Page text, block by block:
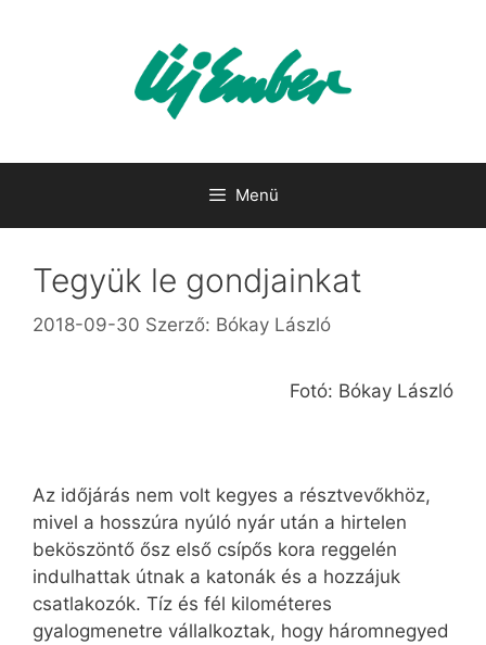
Menü
Tegyük le gondjainkat
2018-09-30 Szerző: Bókay László
Fotó: Bókay László
Az időjárás nem volt kegyes a résztvevőkhöz,
mivel a hosszúra nyúló nyár után a hirtelen
beköszöntő ősz első csípős kora reggelén
indulhattak útnak a katonák és a hozzájuk
csatlakozók. Tíz és fél kilométeres
gyalogmenetre vállalkoztak, hogy háromnegyed